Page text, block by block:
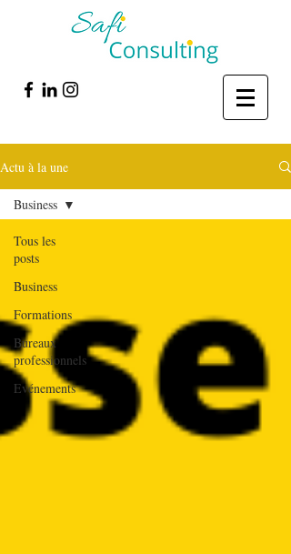
Actu à la une
Tous les
posts
Business
Formations
Bureaux
professionnels
Evénements
Business